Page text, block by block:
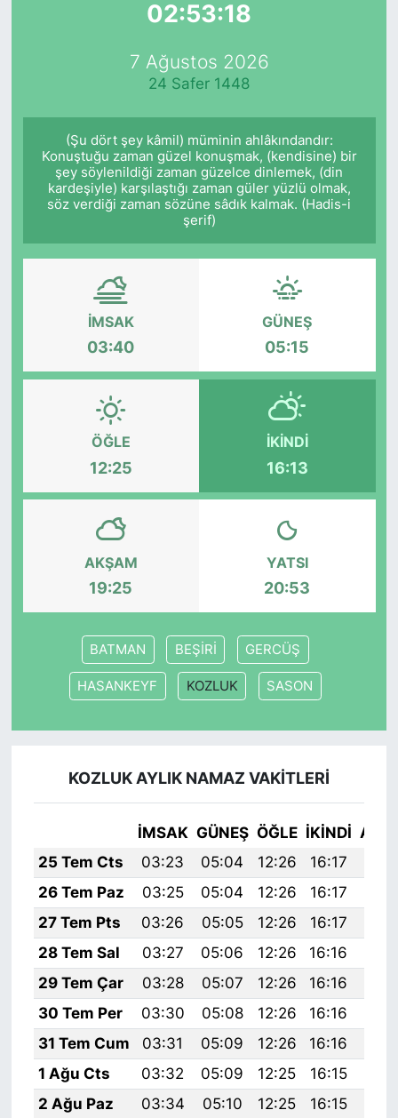
02:53:18
7 Ağustos 2026
24 Safer 1448
(Şu dört şey kâmil) müminin ahlâkındandır:
Konuştuğu zaman güzel konuşmak, (kendisine) bir
şey söylenildiği zaman güzelce dinlemek, (din
kardeşiyle) karşılaştığı zaman güler yüzlü olmak,
söz verdiği zaman sözüne sâdık kalmak. (Hadis-i
şerif)
İMSAK
03:40
GÜNEŞ
05:15
ÖĞLE
12:25
İKINDI
16:13
AKŞAM
19:25
YATSI
20:53
BATMAN BEŞİRİ GERCÜŞ
HASANKEYF KOZLUK SASON
KOZLUK AYLIK NAMAZ VAKITLERI
İMSAK GÜNEŞ ÖĞLE İKINDI
25 Tem Cts
03:23 05:04 12:26 16:17
26 Tem Paz
03:25 05:04 12:26 16:17
27 Tem Pts
03:26 05:05 12:26 16:17
28 Tem Sal
03:27 05:06 12:26 16:16
29 Tem Çar
03:28 05:07 12:26 16:16
30 Tem Per
03:30 05:08 12:26 16:16
31 Tem Cum
03:31 05:09 12:26 16:16
1 Ağu Cts
03:32 05:09 12:25 16:15
2 Ağu Paz
03:34 05:10 12:25 16:15
Spor
ŞİRKET HABERLERİ
SAVUNMA SANAYİ
FUAR HABERLERİ
FUAR TAKVİMİ
Amerika Fuarları
FUAR RAPORU
FESTİVAL HABERLERİ
FESTİVAL TAKVİMİ
KONGRE HABERLERİ
RÖPORTAJLAR
BİYOGRAFİLER